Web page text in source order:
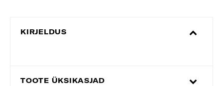
KIRJELDUS
TOOTE ÜKSIKASJAD